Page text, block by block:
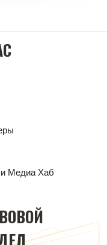
Медиа Хаб